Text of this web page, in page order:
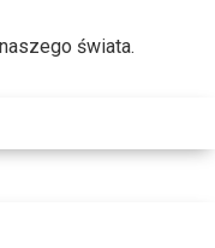
świata.